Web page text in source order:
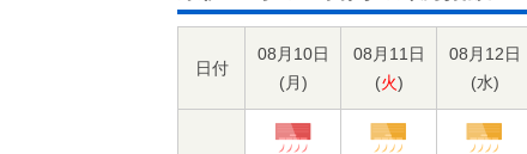
日付
08月10日
(月)
08月11日
(火)
08月12日
(水)